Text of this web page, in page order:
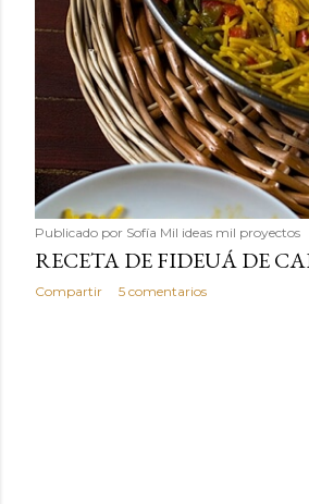
Publicado por Sofía Mil ideas mil proyectos
RECETA DE FIDEUÁ DE
Compartir 5 comentarios